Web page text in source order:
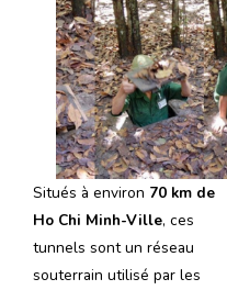
Situés à environ 70 km de
Ho Chi Minh-Ville, ces
tunnels sont un réseau
souterrain utilisé par les